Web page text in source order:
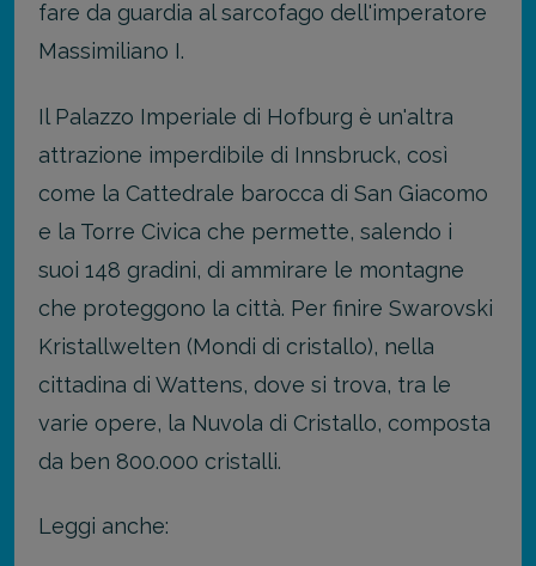
fare da guardia al sarcofago dell'imperatore
Massimiliano I.
Il Palazzo Imperiale di Hofburg è un'altra
attrazione imperdibile di Innsbruck, così
come la Cattedrale barocca di San Giacomo
e la Torre Civica che permette, salendo i
suoi 148 gradini, di ammirare le montagne
che proteggono la città. Per finire Swarovski
Kristallwelten (Mondi di cristallo), nella
cittadina di Wattens, dove si trova, tra le
varie opere, la Nuvola di Cristallo, composta
da ben 800.000 cristalli.
Leggi anche: